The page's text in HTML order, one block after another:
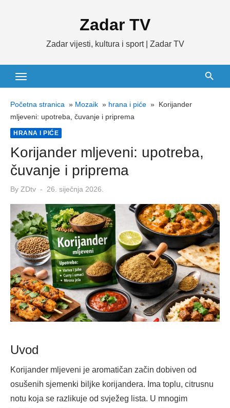
Zadar TV
Zadar vijesti, kultura i sport | Zadar TV
Početna stranica » Mozaik » hrana i piće » Korijander
mljeveni: upotreba, čuvanje i priprema
HRANA I PIĆE
Korijander mljeveni: upotreba,
čuvanje i priprema
By ZDtv
Posted
26. siječnja 2026.
Uvod
Korijander mljeveni je aromatičan začin dobiven od
osušenih sjemenki biljke korijandera. Ima toplu, citrusnu
notu koja se razlikuje od svježeg lista. U mnogim